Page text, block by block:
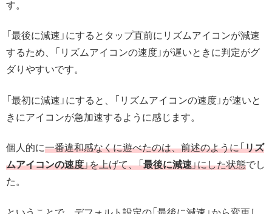
す。
「最後に減速」にするとタップ直前にリズムアイコンが減速
するため、「リズムアイコンの速度」が遅いときに判定がグ
ダりやすいです。
「最初に減速」にすると、「リズムアイコンの速度」が速いと
きにアイコンが急加速するように感じます。
個人的に一番違和感なくに遊べたのは、前述のように「リズ
ムアイコンの速度」を上げて、「最後に減速」にした状態でし
た。